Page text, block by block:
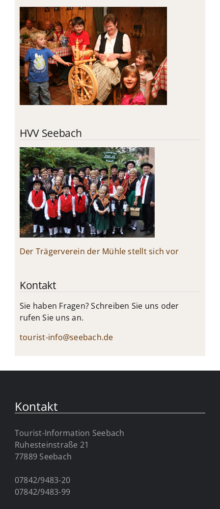
HVV Seebach
Der Trägerverein der Mühle stellt sich vor
Kontakt
Sie haben Fragen? Schreiben Sie uns oder
rufen Sie uns an.
tourist-info@seebach.de
Kontakt
Tourist-Information Seebach
Ruhesteinstraße 21
77889 Seebach
07842/9483-20
07842/9483-99